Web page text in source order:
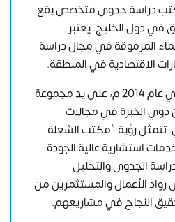
دراسة جدوى متخصص يقع
في دول الخليج. يعتبر
المرموقة في مجال دراسة
الاقتصادية في المنطقة.
تأسس مكتب الشعلة في عام 2014 م، على يد مجموعة
ذوي الخبرة في مجالات
تتمثل رؤية “مكتب الشعلة
استشارية عالية الجودة
الجدوى والتحليل
الأعمال والمستثمرين من
النجاح في مشاريعهم.